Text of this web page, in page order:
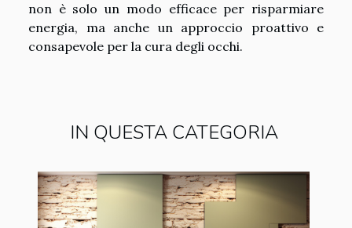
non è solo un modo efficace per risparmiare
energia, ma anche un approccio proattivo e
consapevole per la cura degli occhi.
IN QUESTA CATEGORIA